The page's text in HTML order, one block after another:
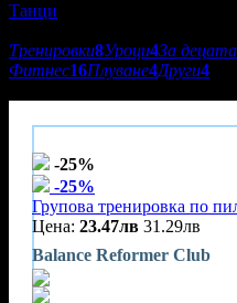
Танци
Тренировки8Уроци4За децата
Фитнес16Плуване4Други4
-25%
-25%
Групова тренировка по
Цена: 23.47лв 31.29лв
Balance Reformer Club